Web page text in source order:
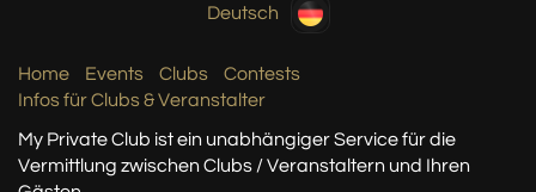
Deutsch
Home Events Clubs
Contests
Infos für Clubs & Veranstalter
My Private Club ist ein unabhängiger Servicefür die
Vermittlung zwischen Clubs / Veranstaltern und Ihren